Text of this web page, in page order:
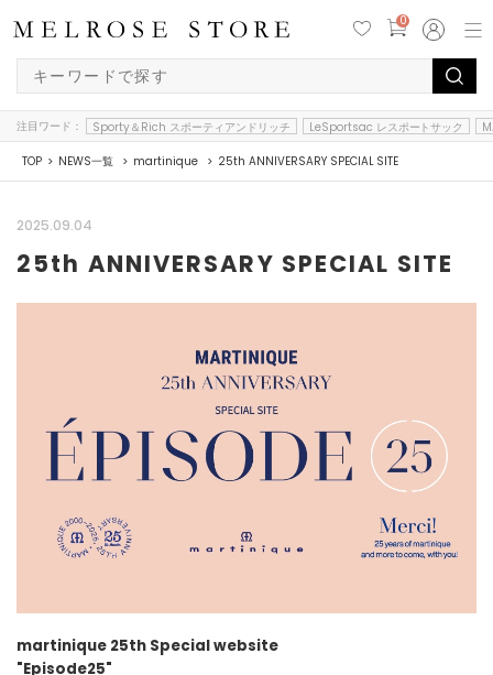
0
注目ワード： Sporty＆Rich スポーティアンドリッチ LeSportsac レスポートサック
TOP NEWS一覧 martinique 25th ANNIVERSARY SPECIAL SITE
2025.09.04
25th ANNIVERSARY SPECIAL SITE
martinique 25th Special website
"Episode25"